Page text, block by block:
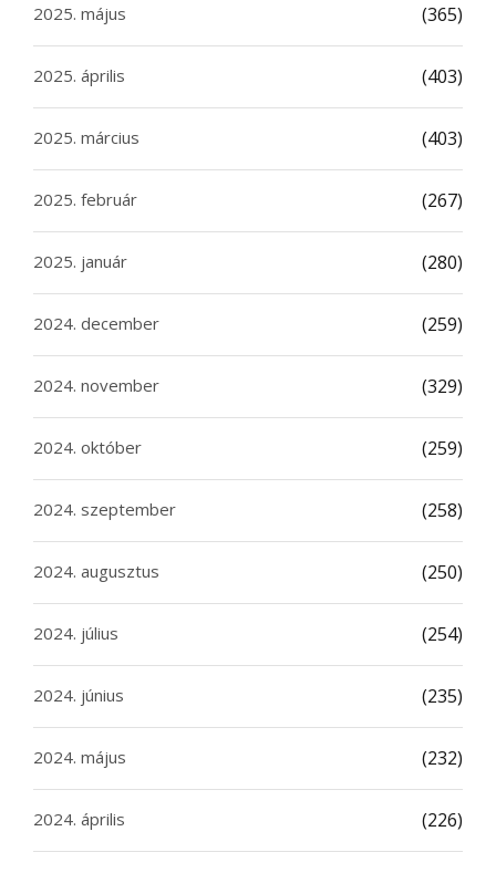
2025. május (365)
2025. április (403)
2025. március (403)
2025. február (267)
2025. január (280)
2024. december (259)
2024. november (329)
2024. október (259)
2024. szeptember (258)
2024. augusztus (250)
2024. július (254)
2024. június (235)
2024. május (232)
2024. április (226)